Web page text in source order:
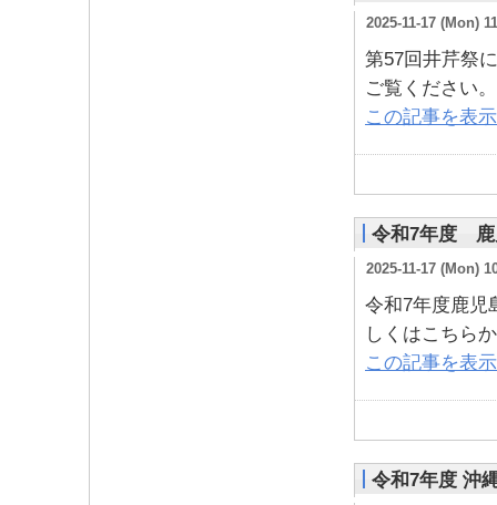
2025-11-17 (Mon)
第57回井芹祭
ご覧ください。
この記事を表示
令和7年度 鹿
2025-11-17 (Mon)
令和7年度鹿児
しくはこちら
この記事を表示
令和7年度 沖